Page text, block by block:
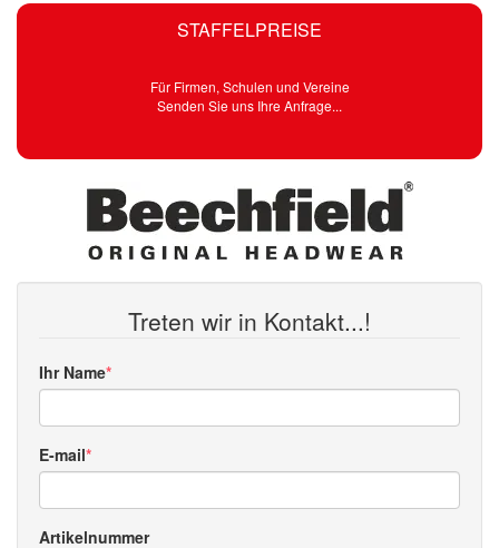
STAFFELPREISE
Für Firmen, Schulen und Vereine
Senden Sie uns Ihre Anfrage...
Treten wir in Kontakt...!
Ihr Name
E-mail
Artikelnummer